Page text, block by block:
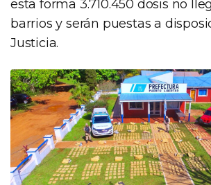
esta forma 3.710.450 dosis no
barrios y serán puestas a
Justicia.